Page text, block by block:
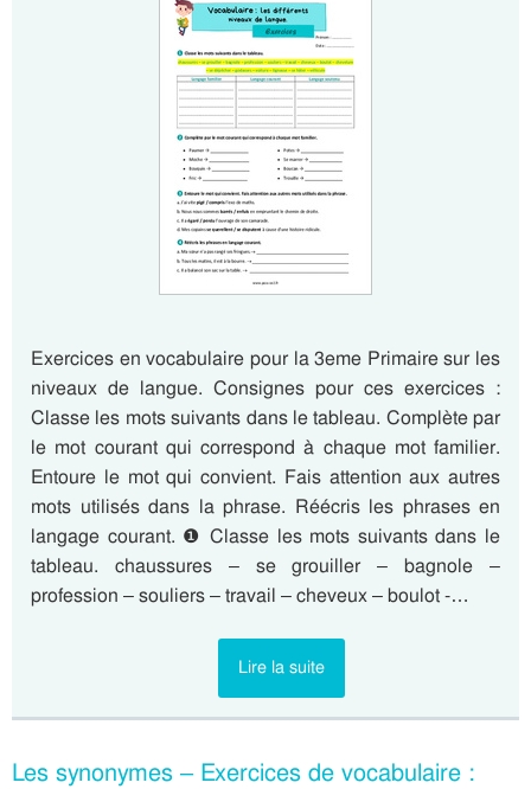
Exercices en vocabulaire pour la 3eme Primaire sur les
niveaux de langue. Consignes pour ces exercices :
Classe les mots suivants dans le tableau. Complète par
le mot courant qui correspond à chaque mot familier.
Entoure le mot qui convient. Fais attention aux autres
mots utilisés dans la phrase. Réécris les phrases en
langage courant. ❶ Classe les mots suivants dans le
tableau. chaussures – se grouiller – bagnole –
profession – souliers – travail – cheveux – boulot -…
Lire la suite
Les synonymes – Exercices de vocabulaire :